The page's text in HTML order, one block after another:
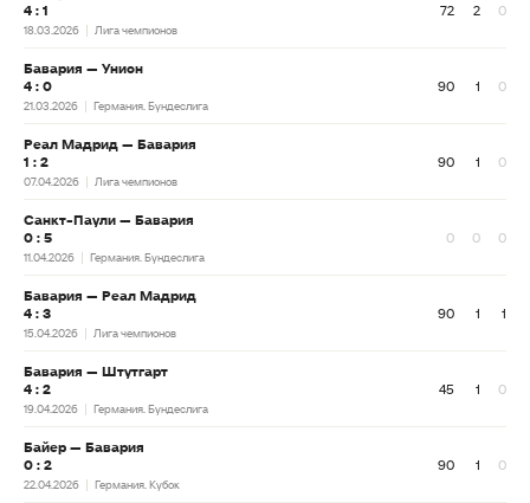
4 : 1
18.03.2026 Лига чемпионов
72 2 0
Бавария — Унион
4 : 0
21.03.2026 Германия. Бундеслига
90 1 0
Реал Мадрид — Бавария
1 : 2
07.04.2026 Лига чемпионов
90 1 0
Санкт-Паули — Бавария
0 : 5
11.04.2026 Германия. Бундеслига
0 0 0
Бавария — Реал Мадрид
4 : 3
15.04.2026 Лига чемпионов
90 1 1
Бавария — Штутгарт
4 : 2
19.04.2026 Германия. Бундеслига
45 1 0
Байер — Бавария
0 : 2
22.04.2026 Германия. Кубок
90 1 0